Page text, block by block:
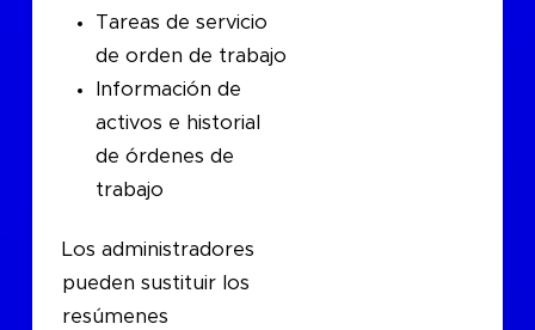
Tareas de servicio
de orden de trabajo
Información de
activos e historial
de órdenes de
trabajo
Los administradores
pueden sustituir los
resúmenes